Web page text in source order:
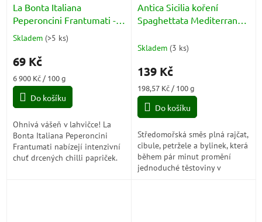
La Bonta Italiana
Peperoncini Frantumati -
drcené chilli papričky 100g
Průměrné
produktu
5,0
5
Skladem (>5 ks)
69 Kč
Měrná
cena:
6 900 Kč / 100 g
Do košíku
Ohnivá vášeň v lahvičce! La
Bonta Italiana Peperoncini
Frantumati nabízejí intenzivní
chuť drcených chilli papriček.
Antica Sicilia koření
Spaghettata Mediterranea
Skladem (3 ks)
139 Kč
Měrná
cena:
198,57 Kč / 100 g
Do košíku
Středomořská směs plná rajčat,
cibule, petržele a bylinek, která
během pár minut promění
jednoduché těstoviny v